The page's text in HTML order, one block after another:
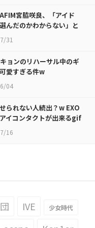
宮脇咲良、「アイド
んだのかわからない」と
31
ョンのリハーサル中のギ
愛すぎる件w
04
られない人続出？w EXO
イコンタクトが出来るgif
に
16
IVE 少女時代